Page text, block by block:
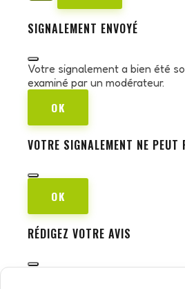
SIGNALEMENT ENVOYÉ
Votre signalement a bien été
examiné par un modérateur.
OK
VOTRE SIGNALEMENT NE PEUT
OK
RÉDIGEZ VOTRE AVIS